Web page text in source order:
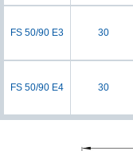
FS 50/90 E3 30
FS 50/90 E4 30